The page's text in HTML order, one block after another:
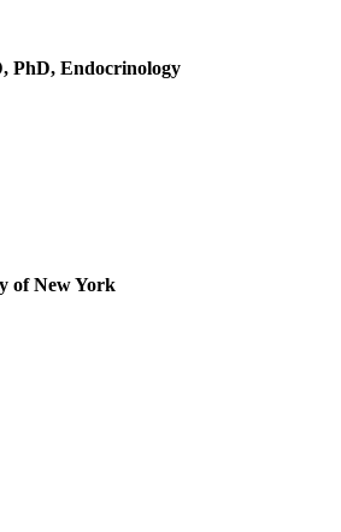
PhD, Endocrinology
of New York